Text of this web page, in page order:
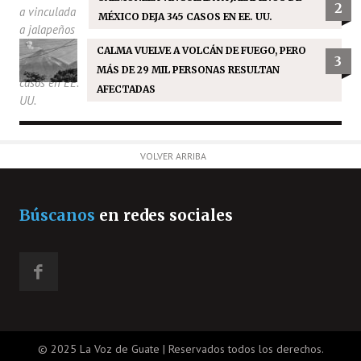
MÉXICO DEJA 345 CASOS EN EE. UU.
2
CALMA VUELVE A VOLCÁN DE FUEGO, PERO
MÁS DE 29 MIL PERSONAS RESULTAN
AFECTADAS
3
VOLVER ARRIBA
Búscanos en redes sociales
© 2025 La Voz de Guate | Reservados todos los derechos.